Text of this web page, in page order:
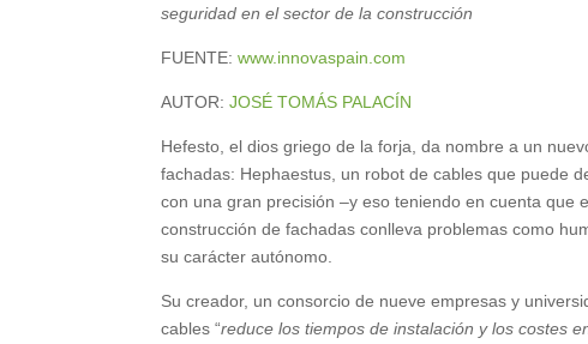
seguridad en el sector de la construcción
FUENTE: www.innovaspain.com
AUTOR: JOSÉ TOMÁS PALACÍN
Hefesto, el dios griego de la forja, da nombre a un
fachadas: Hephaestus, un robot de cables que puede
con una gran precisión –y eso teniendo en cuenta que
construcción de fachadas conlleva problemas como
su carácter autónomo.
Su creador, un consorcio de nueve empresas y
cables “reduce los tiempos de instalación y los costes